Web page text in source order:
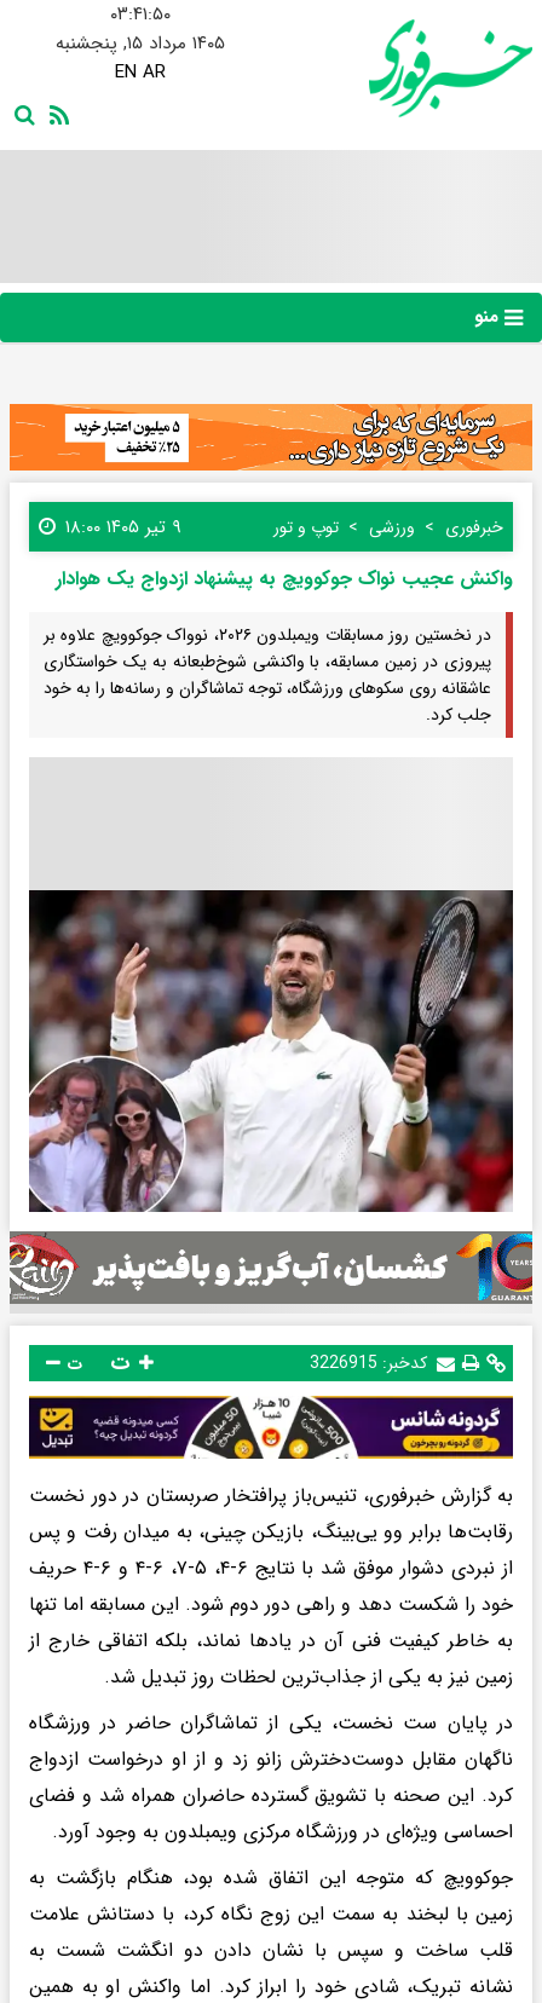
۰۳:۴۱:۵۱
۱۴۰۵ مرداد ۱۵, پنجشنبه
EN AR
منو
خبرفوری ورزشی توپ و تور ۹ تیر ۱۴۰۵ ۱۸:۰۰
واکنش عجیب نواک جوکوویچ به پیشنهاد ازدواج یک هوادار
در نخستین روز مسابقات ویمبلدون ۲۰۲۶، نوواک جوکوویچ علاوه بر
پیروزی در زمین مسابقه، با واکنشی شوخ‌طبعانه به یک خواستگاری
عاشقانه روی سکوهای ورزشگاه، توجه تماشاگران و رسانه‌ها را به خود
جلب کرد.
کدخبر: 3226915 ت
به گزارش خبرفوری، تنیس‌باز پرافتخار صربستان در دور نخست
رقابت‌ها برابر وو یی‌بینگ، بازیکن چینی، به میدان رفت و پس
از نبردی دشوار موفق شد با نتایج ۶-۴، ۵-۷، ۶-۴ و ۶-۴ حریف
خود را شکست دهد و راهی دور دوم شود. این مسابقه اما تنها
به خاطر کیفیت فنی آن در یادها نماند، بلکه اتفاقی خارج از
زمین نیز به یکی از جذاب‌ترین لحظات روز تبدیل شد.
در پایان ست نخست، یکی از تماشاگران حاضر در ورزشگاه
ناگهان مقابل دوست‌دخترش زانو زد و از او درخواست ازدواج
کرد. این صحنه با تشویق گسترده حاضران همراه شد و فضای
احساسی ویژه‌ای در ورزشگاه مرکزی ویمبلدون به وجود آورد.
جوکوویچ که متوجه این اتفاق شده بود، هنگام بازگشت به
زمین با لبخند به سمت این زوج نگاه کرد، با دستانش علامت
قلب ساخت و سپس با نشان دادن دو انگشت شست به
نشانه تبریک، شادی خود را ابراز کرد. اما واکنش او به همین